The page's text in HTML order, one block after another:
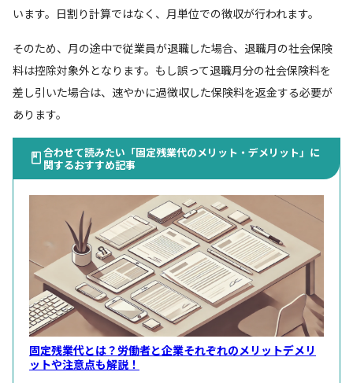
います。日割り計算ではなく、月単位での徴収が行われます。
そのため、月の途中で従業員が退職した場合、退職月の社会保険
料は控除対象外となります。もし誤って退職月分の社会保険料を
差し引いた場合は、速やかに過徴収した保険料を返金する必要が
あります。
合わせて読みたい「固定残業代のメリット・デメリット」に
関するおすすめ記事
固定残業代とは？労働者と企業それぞれのメリットデメリ
ットや注意点も解説！